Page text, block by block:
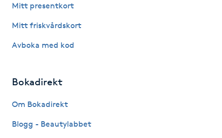
Massage
Medial vägledning
Medium
Mitt presentkort
Mitt friskvårdskort
Avboka med kod
Bokadirekt
Om Bokadirekt
Blogg - Beautylabbet